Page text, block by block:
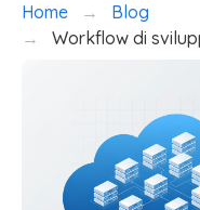
Home
Blog
Workflow di